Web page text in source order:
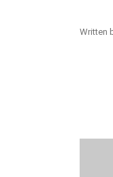
Written